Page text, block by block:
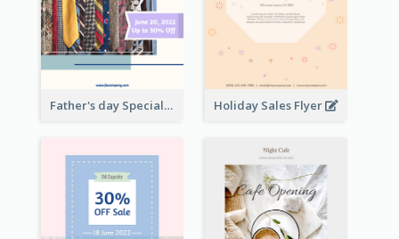
Father's day Special Sale Flyer Holiday Sales Flyer